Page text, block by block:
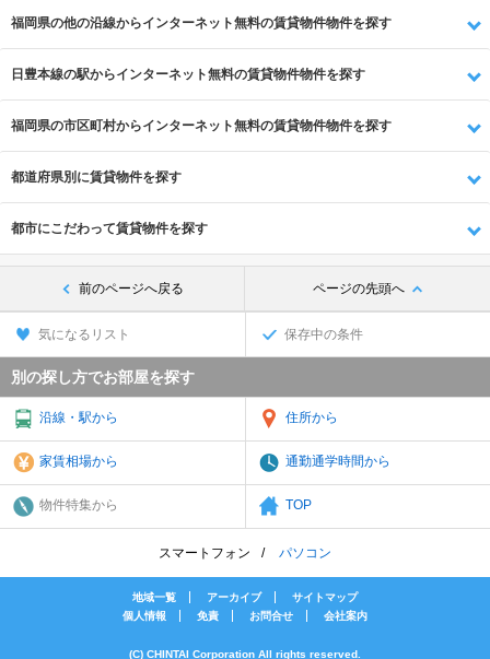
福岡県の他の沿線からインターネット無料の賃貸物件物件を探す
日豊本線の駅からインターネット無料の賃貸物件物件を探す
福岡県の市区町村からインターネット無料の賃貸物件物件を探す
都道府県別に賃貸物件を探す
都市にこだわって賃貸物件を探す
前のページへ戻る ページの先頭へ
気になるリスト 保存中の条件
別の探し方でお部屋を探す
沿線・駅から 住所から
家賃相場から 通勤通学時間から
物件特集から TOP
スマートフォン パソコン
地域一覧 アーカイブ
サイトマップ
個人情報
免責 お問合せ 会社案内
(C) CHINTAI Corporation All rights reserved.